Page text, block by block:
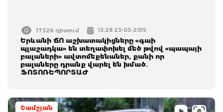
17326 դիտում 13:28 23-03-2015
Երևանի ՃՈ աշխատակիցները «գաի
պլաշադկա» են տեղափոխել մեծ թվով «պապայի
բալաների» ավտոմեքենաներ, քանի որ
բալաները դրանք վարել են խմած.
ՖՈՏՈՌԵՊՈՐՏԱԺ
Շամշյան